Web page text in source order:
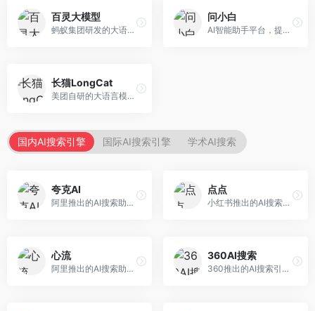
百灵大模型
蚂蚁集团研发的大语言模型平台，专注于金融科技和企业服务。面向金融机构和企业客户，提供智能客服、风险分析、文档处理等服务，金融场景理解深入。
问小白
AI智能助手平台，提供知识问答、文本创作、文档处理等服务。面向普通用户和职场人士，操作简便，响应速度快，支持多场景应用。
长猫LongCat
美团自研的大语言模型对话平台，专注于本地生活服务场景。面向美团生态用户，提供智能推荐、服务问答等功能，本地生活知识覆盖全面。
国内AI搜索引擎 国际AI搜索引擎 学术AI搜索
夸克AI
阿里推出的AI搜索助手，整合搜索与AI功能。面向年轻用户，提供智能搜索、文档处理、学习辅助等服务，与夸克生态深度整合。
点点
小红书推出的AI搜索应用，专注于生活方式内容搜索。面向小红书用户，提供生活攻略、消费决策、内容推荐等服务，生活方式内容丰富。
心流
阿里推出的AI搜索助手，专注于智能信息获取。面向普通用户，提供智能搜索、内容整理、知识问答等服务，与阿里生态深度整合。
360AI搜索
360推出的AI搜索引擎，专注于安全智能搜索。面向普通用户，提供智能问答、网页搜索、内容整理等服务，安全防护能力强。